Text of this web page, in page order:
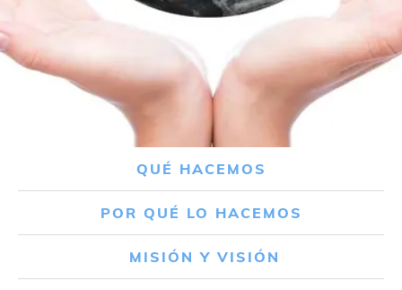
QUÉ HACEMOS
POR QUÉ LO HACEMOS
MISIÓN Y VISIÓN